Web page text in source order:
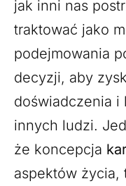
jak inni nas
traktować jako
podejmowania
decyzji, aby
doświadczenia i
innych ludzi.
że koncepcja
aspektów życia,